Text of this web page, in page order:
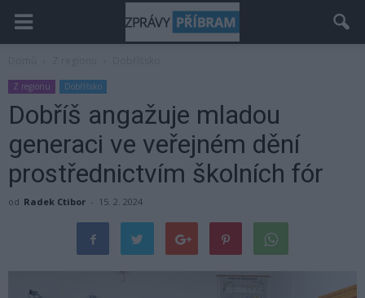
Z regionu Dobříšsko
Dobříš angažuje mladou
generaci ve veřejném dění
prostřednictvím školních fór
od Radek Ctibor - 15. 2. 2024